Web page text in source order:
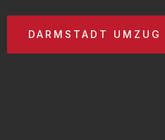
DARMSTADT